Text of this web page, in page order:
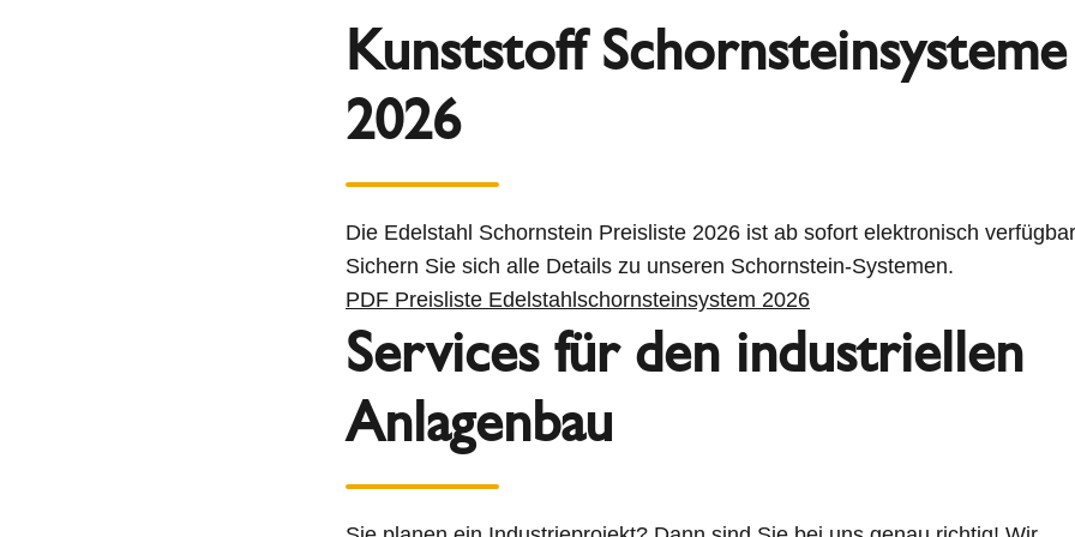
Kunststoff Schornsteinsysteme
2026
Die Edelstahl Schornstein Preisliste 2026 ist ab sofort elektronisch
Sichern Sie sich alle Details zu unseren Schornstein-Systemen.
PDF Preisliste Edelstahlschornsteinsystem 2026
Services für den industriellen
Anlagenbau